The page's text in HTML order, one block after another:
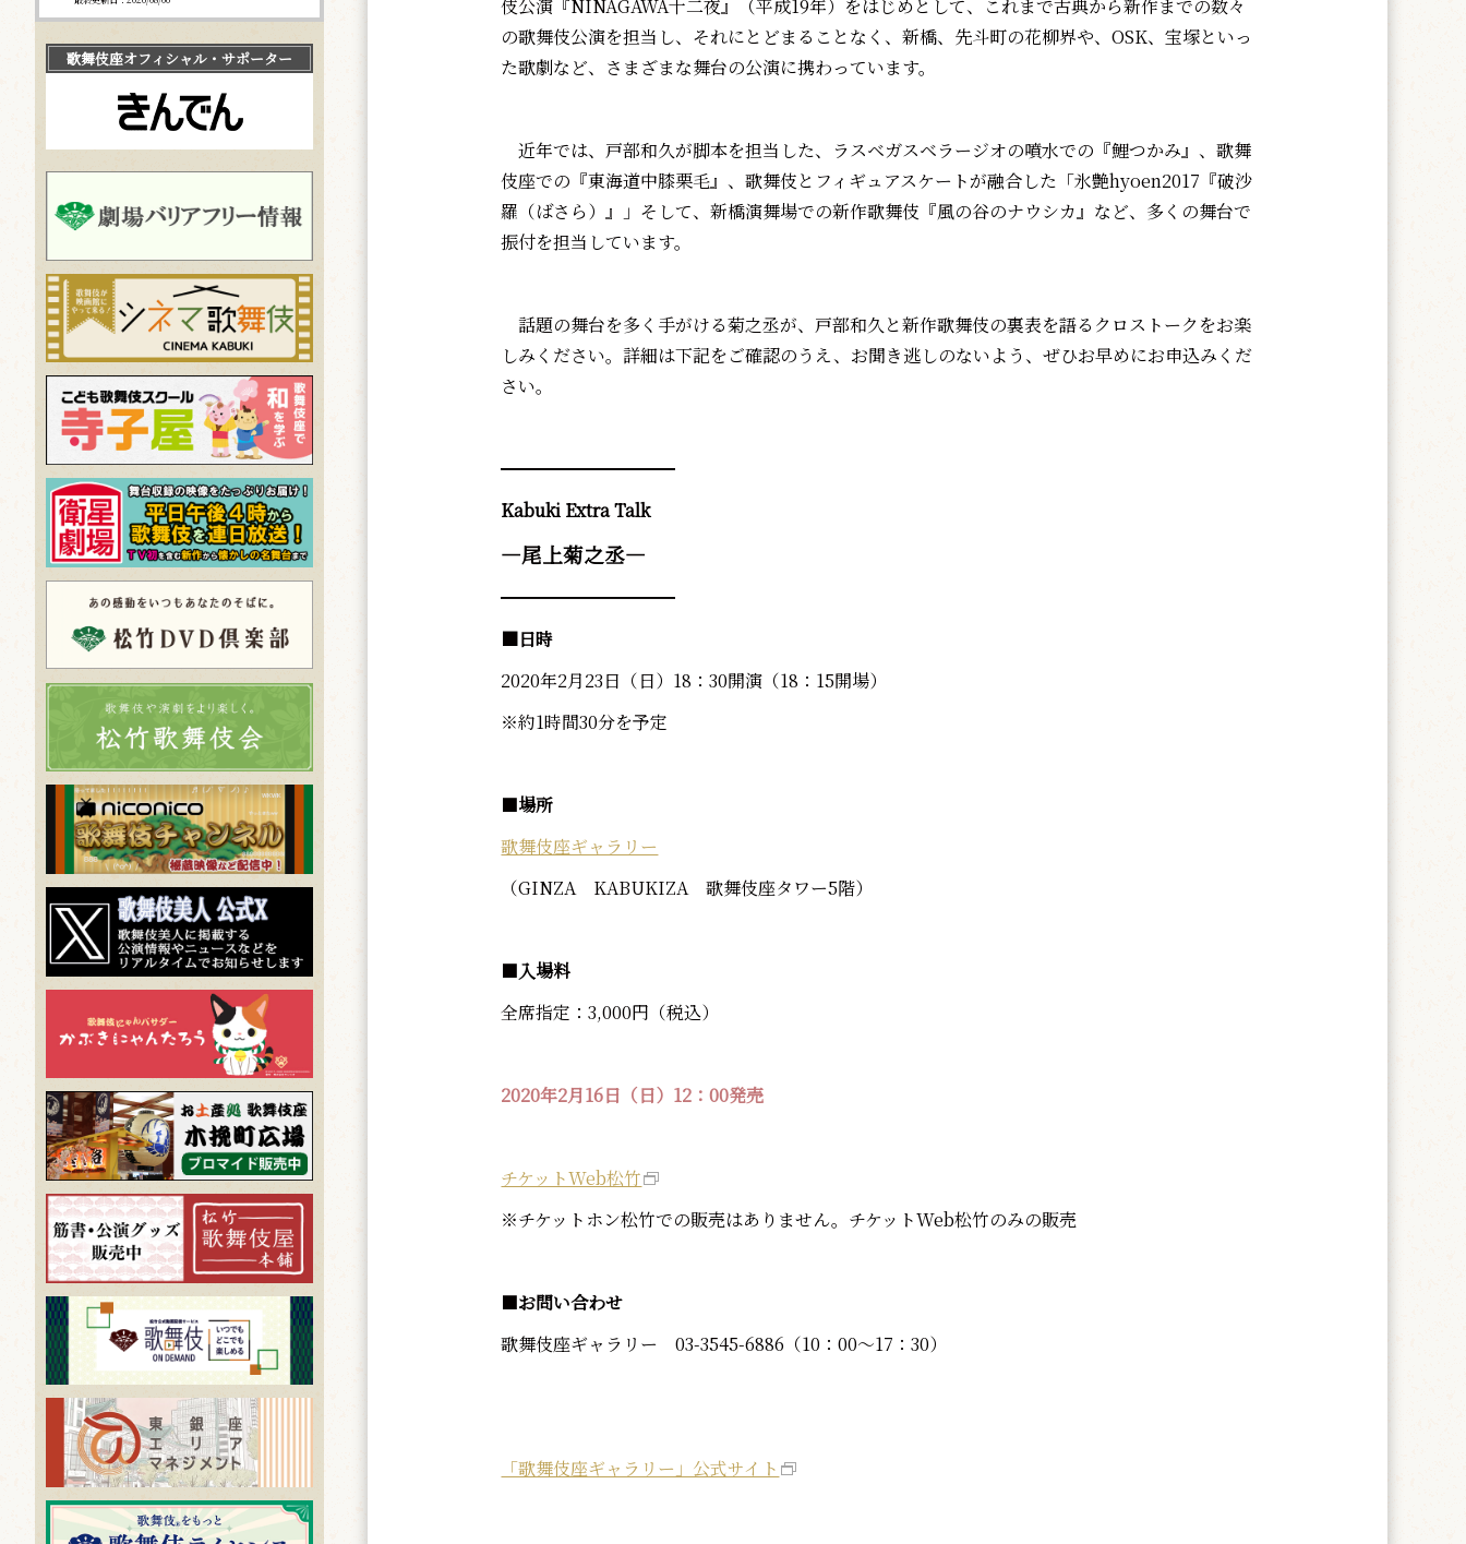
伎公演『NINAGAWA十二夜』（平成19年）をはじめとして、これまで古典から新作までの数々
の歌舞伎公演を担当し、それにとどまることなく、新橋、先斗町の花柳界や、OSK、宝塚といっ
た歌劇など、さまざまな舞台の公演に携わっています。
近年では、戸部和久が脚本を担当した、ラスベガスベラージオの噴水での『鯉つかみ』、歌舞
伎座での『東海道中膝栗毛』、歌舞伎とフィギュアスケートが融合した「氷艶hyoen2017『破沙
羅（ばさら）』」そして、新橋演舞場での新作歌舞伎『風の谷のナウシカ』など、多くの舞台で
振付を担当しています。
話題の舞台を多く手がける菊之丞が、戸部和久と新作歌舞伎の裏表を語るクロストークをお楽
しみください。詳細は下記をご確認のうえ、お聞き逃しのないよう、ぜひお早めにお申込みくだ
さい。
━━━━━━━━━━
Kabuki Extra Talk
―尾上菊之丞―
━━━━━━━━━━
■日時
2020年2月23日（日）18：30開演（18：15開場）
※約1時間30分を予定
■場所
歌舞伎座ギャラリー
（GINZA KABUKIZA 歌舞伎座タワー5階）
■入場料
全席指定：3,000円（税込）
2020年2月16日（日） 12：00発売
チケットWeb松竹
※チケットホン松竹での販売はありません。チケットWeb松竹のみの販売
■お問い合わせ
歌舞伎座ギャラリー 03-3545-6886（10：00～17：30）
「歌舞伎座ギャラリー」公式サイト
歌舞伎座オフィシャル・サポーター